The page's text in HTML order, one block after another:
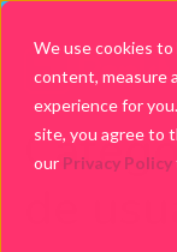
We use cookies
content, measure
experience for
site, you agree to
our Privacy Policy
de